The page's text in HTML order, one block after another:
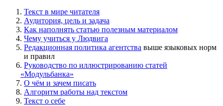
Текст в мире читателя
Аудитория, цель и задача
Как наполнять статью полезным материалом
Чему учиться у Людвига
Редакционная политика агентства выше языковых норм
и правил
Руководство по иллюстрированию статей
«Модульбанка»
О чём и зачем писать
Алгоритм работы над текстом
Текст о себе